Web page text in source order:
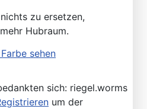
zu ersetzen,
Hubraum.
sich: riegel.worms
um der